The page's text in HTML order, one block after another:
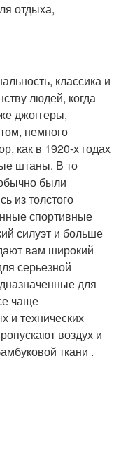
отдыха,
классика и
людей, когда
джоггеры,
немного
как в 1920-х годах
штаны. В то
были
из толстого
спортивные
силуэт и больше
вам широкий
серьезной
для
чаще
и технических
воздух и
ткани .